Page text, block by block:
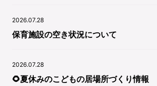
2026.07.28
保育施設の空き状況について
2026.07.28
🌻夏休みのこどもの居場所づくり情報